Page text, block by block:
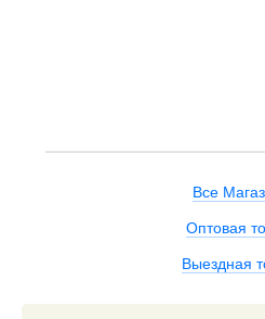
Все
Оптовая
Выездная